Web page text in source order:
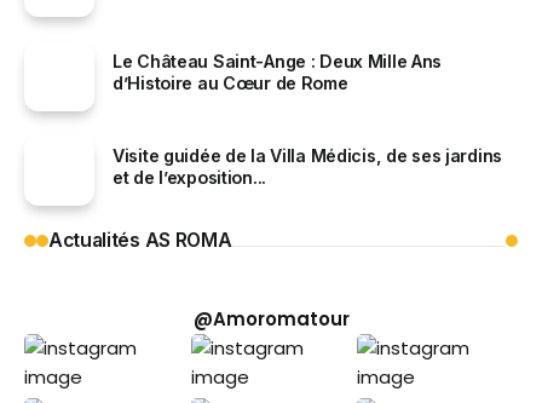
Le Château Saint-Ange : Deux Mille Ans
d’Histoire au Cœur de Rome
Visite guidée de la Villa Médicis, de ses jardins
et de l’exposition...
Actualités AS ROMA
@Amoromatour